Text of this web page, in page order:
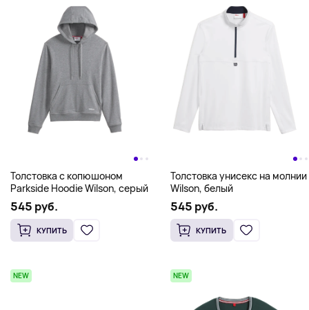
Толстовка с копюшоном
Parkside Hoodie Wilson, серый
545 руб.
КУПИТЬ
Толстовка унисекс на молнии
Wilson, белый
545 руб.
КУПИТЬ
NEW NEW